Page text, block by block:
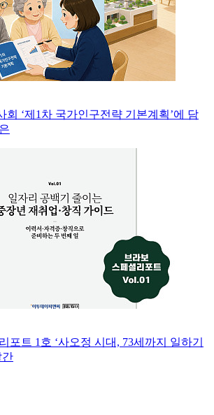
회 ‘제1차 국가인구전략 기본계획’에 담
포트 1호 ‘사오정 시대, 73세까지 일하기
간